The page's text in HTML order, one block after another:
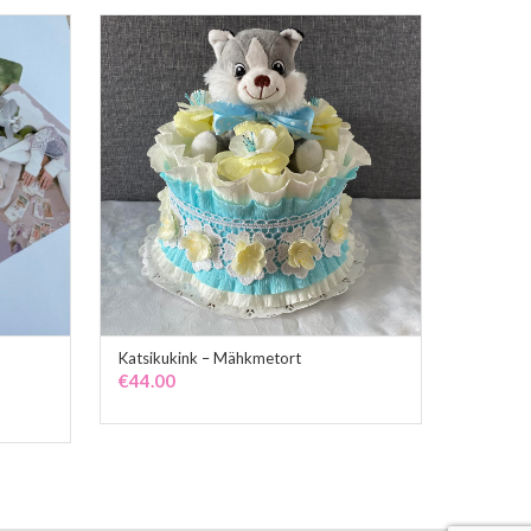
ADD TO CART
Katsikukink – Mähkmetort
€44.00